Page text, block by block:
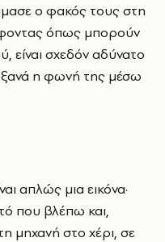
ο φακός τους στη
όπως μπορούν
είναι σχεδόν αδύνατο
ξανά η φωνή της μέσω
απλώς μια εικόνα·
που βλέπω και,
μηχανή στο χέρι, σε